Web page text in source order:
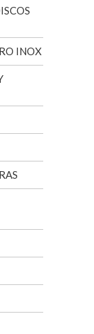
INOX